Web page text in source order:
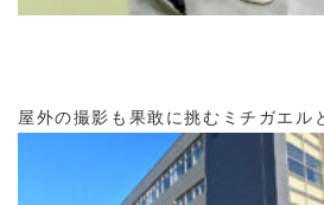
屋外の撮影も果敢に挑むミチガエル